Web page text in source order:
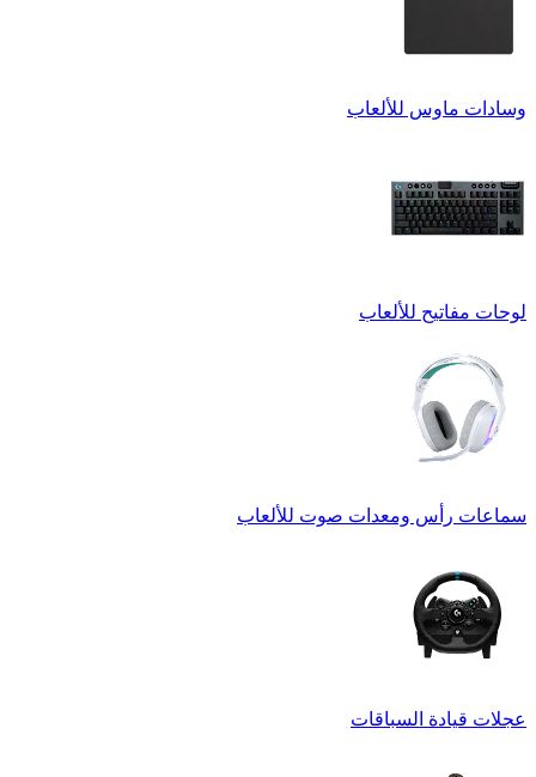
وسادات ماوس للألعاب
لوحات مفاتيح للألعاب
سماعات رأس ومعدات صوت للألعاب
عجلات قيادة السباقات